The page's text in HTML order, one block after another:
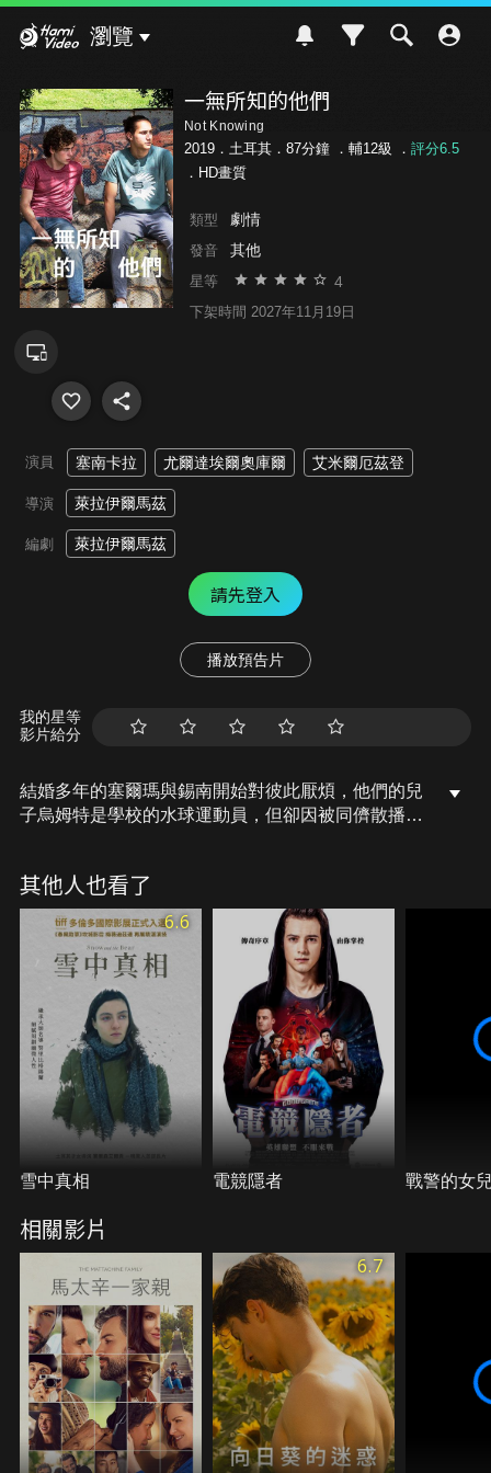
瀏覽
一無所知的他們
Not Knowing
2019．土耳其．87分鐘 ． 輔12級 ． 評分6.5
．HD畫質
類型 劇情
發音 其他
星等 4
下架時間 2027年11月19日
演員 塞南卡拉 尤爾達埃爾奧庫爾 艾米爾厄茲登
導演 萊拉伊爾馬茲
編劇 萊拉伊爾馬茲
請先登入
播放預告片
我的星等
影片給分
結婚多年的塞爾瑪與錫南開始對彼此厭煩，他們的兒
子烏姆特是學校的水球運動員，但卻因被同儕散播他
其他人也看了
6.6
雪中真相 電競隱者 戰警的女
相關影片
6.7